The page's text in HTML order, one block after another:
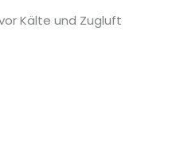
Kälte und Zugluft